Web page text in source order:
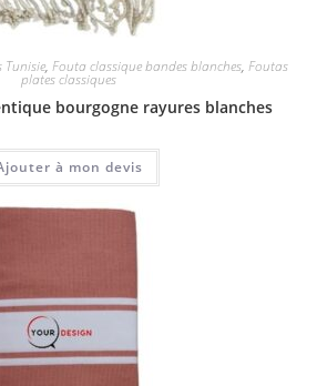
Tunisie, Fouta classique bandes blanches, Foutas
plates classiques
bourgogne rayures blanches
à mon devis